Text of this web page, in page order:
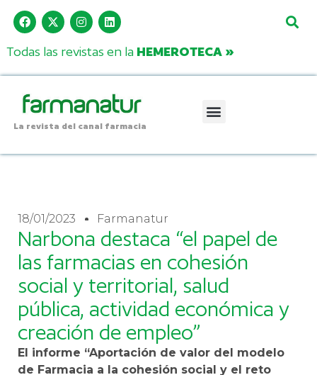
Todas las revistas en la HEMEROTECA »
La revista del canal farmacia
18/01/2023 Farmanatur
Narbona destaca “el papel de
las farmacias en cohesión
social y territorial, salud
pública, actividad económica y
creación de empleo”
El informe “Aportación de valor del modelo
de Farmacia a la cohesión social y el reto